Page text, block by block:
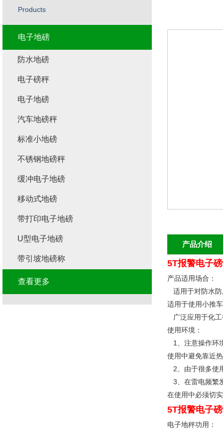
产品介绍
5T报警电子
产品适用场合：
适用于对防水防
适用于使用小推
广泛应用于化工
使用环境：
1、注意操作环
使用中避免靠近
2、由于很多使
3、在雷电频繁
在使用中必须切
5T报警电子
电子地秤功用：
Products
电子地磅
防水地磅
电子磅秤
电子地磅
汽车地磅秤
标准小地磅
不锈钢地磅秤
缓冲电子地磅
移动式地磅
带打印电子地磅
U型电子地磅
带引坡地磅称
查看更多